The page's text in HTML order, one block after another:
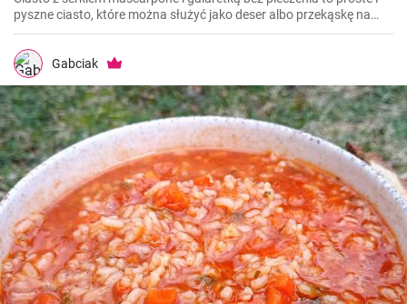
pyszne ciasto, które można służyć jako deser albo przekąskę na
różne okazje. Krem z serka mascarpone dodaje ciastu kremowej
konsystencji, a galaretka naszpikowana owocami dodaje mu koloru
i słodkości.Gabciak